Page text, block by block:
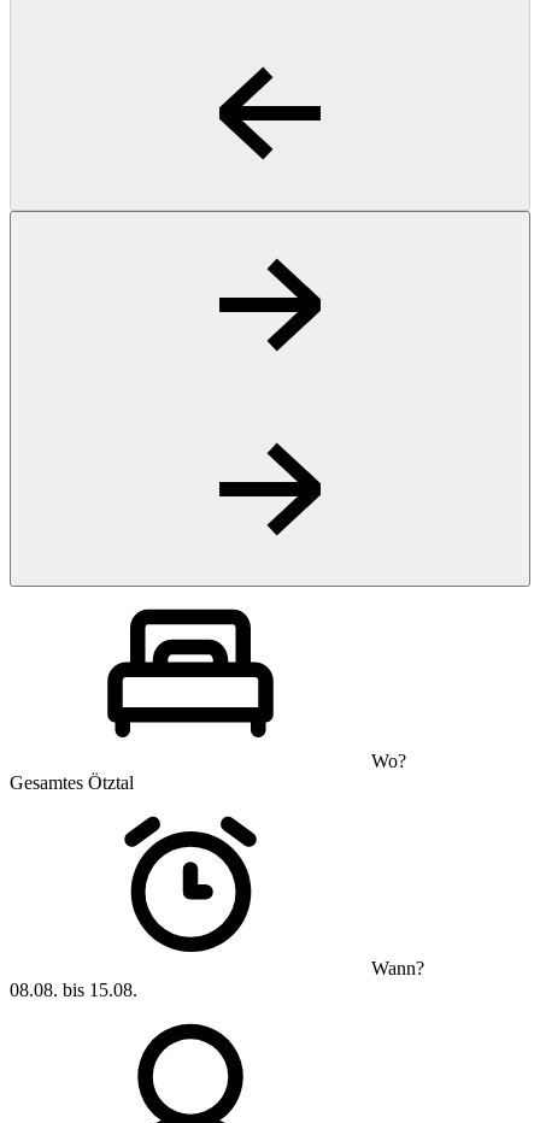
Wo?
Gesamtes Ötztal
Wann?
08.08. bis 15.08.